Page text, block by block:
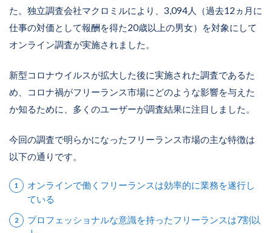
た。独立調査会社マクロミルにより、3,094人（過去12ヵ月に
仕事の対価として報酬を得た20歳以上の男女）を対象にして
オンライン調査が実施されました。
新型コロナウイルスが拡大した後に実施された調査であるた
め、コロナ禍がフリーランス市場にどのような影響を与えた
か知るために、多くのユーザーが調査結果に注目しました。
今回の調査で明らかになったフリーランス市場の主な特徴は
以下の通りです。
オンラインで働くフリーランスは効率的に業務を遂行し
ている
プロフェッショナルな意識を持ったフリーランスは7割以